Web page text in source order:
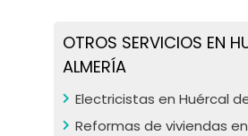
OTROS SERVICIOS EN
ALMERÍA
Electricistas en Huércal
Reformas de viviendas